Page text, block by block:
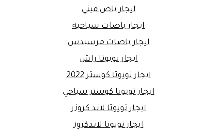
ايجار باص ميني
ايجار باصات سياحية
ايجار باصات مرسيدس
ايجار تويوتا راش
ايجار تويوتا كوستر 2022
ايجار تويوتا كوستر سياحي
ايجار تويوتا لاند كروزر
ايجار تويوتا لاندكروز